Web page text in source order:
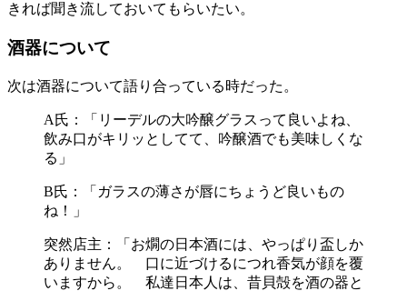
きれば聞き流しておいてもらいたい。
酒器について
次は酒器について語り合っている時だった。
A氏：「リーデルの大吟醸グラスって良いよね、
飲み口がキリッとしてて、吟醸酒でも美味しくな
る」
B氏：「ガラスの薄さが唇にちょうど良いもの
ね！」
突然店主：「お燗の日本酒には、やっぱり盃しか
ありません。 口に近づけるにつれ香気が顔を覆
いますから。 私達日本人は、昔貝殻を酒の器と